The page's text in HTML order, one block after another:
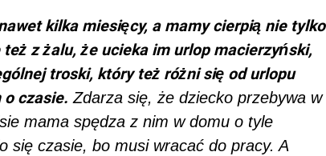
kilka miesięcy, a mamy cierpią nie tylko
z żalu, że ucieka im urlop macierzyński,
troski, który też różni się od urlopu
czasie. Zdarza się, że dziecko przebywa w
mama spędza z nim w domu o tyle
się czasie, bo musi wracać do pracy. A